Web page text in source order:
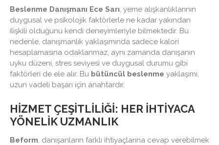
Beslenme Danışmanı Ece Sarı , yeme alışkanlıklarının
duygusal ve psikolojik faktörlerle ne kadar yakından
ilişkili olduğunu kendi deneyimleriyle bilmektedir. Bu
nedenle, danışmanlık yaklaşımında sadece kalori
hesaplamasına odaklanmaz, aynı zamanda danışanın
uyku düzeni, stres seviyesi ve duygusal durumu gibi
faktörleri de ele alır. Bu bütüncül beslenme yaklaşımı,
uzun vadeli başarı için anahtardır.
HIZMET ÇEŞITLILIĞI: HER İHTIYACA
YÖNELIK UZMANLIK
Beform , danışanların farklı ihtiyaçlarına cevap verebilmek